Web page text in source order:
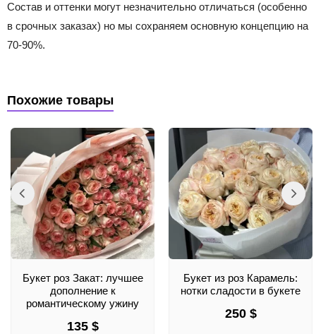
Состав и оттенки могут незначительно отличаться (особенно
в срочных заказах) но мы сохраняем основную концепцию на
70-90%.
Похожие товары
Букет роз Закат: лучшее
дополнение к
романтическому ужину
135 $
Букет из роз Карамель:
нотки сладости в букете
250 $